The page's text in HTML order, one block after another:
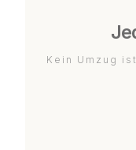
Kein Umzug